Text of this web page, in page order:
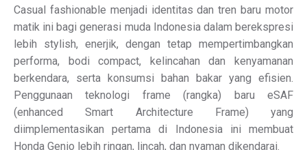
Casual fashionable menjadi identitas dan tren baru motor
matik ini bagi generasi muda Indonesia dalam berekspresi
lebih stylish, enerjik, dengan tetap mempertimbangkan
performa, bodi compact, kelincahan dan kenyamanan
berkendara, serta konsumsi bahan bakar yang efisien.
Penggunaan teknologi frame (rangka) baru eSAF
(enhanced Smart Architecture Frame) yang
diimplementasikan pertama di Indonesia ini membuat
Honda Genio lebih ringan, lincah, dan nyaman dikendarai.